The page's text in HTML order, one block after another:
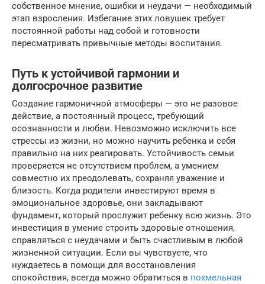
собственное мнение, ошибки и неудачи — необходимый
этап взросления. Избегание этих ловушек требует
постоянной работы над собой и готовности
пересматривать привычные методы воспитания.
Путь к устойчивой гармонии и
долгосрочное развитие
Создание гармоничной атмосферы — это не разовое
действие, а постоянный процесс, требующий
осознанности и любви. Невозможно исключить все
стрессы из жизни, но можно научить ребенка и себя
правильно на них реагировать. Устойчивость семьи
проверяется не отсутствием проблем, а умением
совместно их преодолевать, сохраняя уважение и
близость. Когда родители инвестируют время в
эмоциональное здоровье, они закладывают
фундамент, который прослужит ребенку всю жизнь. Это
инвестиция в умение строить здоровые отношения,
справляться с неудачами и быть счастливым в любой
жизненной ситуации. Если вы чувствуете, что
нуждаетесь в помощи для восстановления
спокойствия, всегда можно обратиться в похмельная